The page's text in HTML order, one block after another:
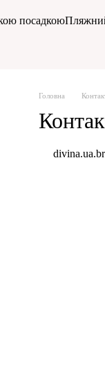
посадкою
Головна